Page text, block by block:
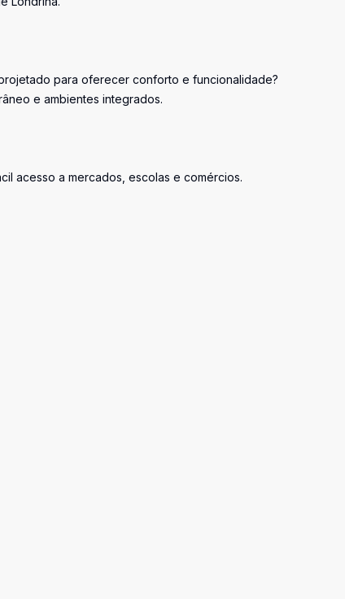
para oferecer conforto e funcionalidade?
e ambientes integrados.
acesso a mercados, escolas e comércios.